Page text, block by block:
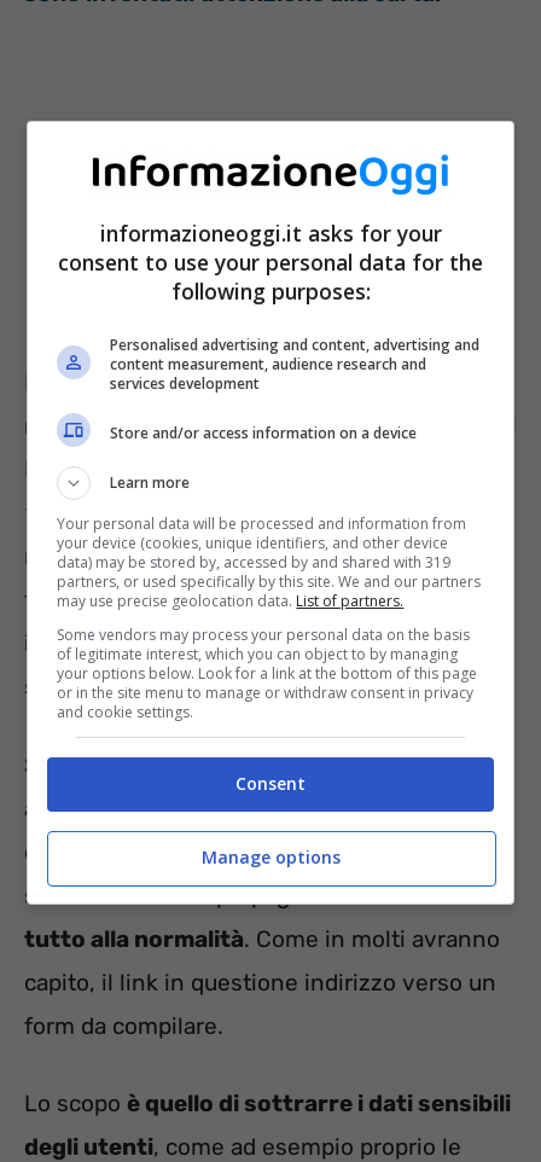
E negli ultimi giorni è stata segnalata una
nuova truffa informatica che sfrutta il nome di
PostePay. Inizia tutto con un Sms con scritto
“La tua Postepay sarà subito bloccata”.
realtà sono stati segnalati per dare inizio alla
forte anche dei messaggi simili ma non
identici a questo, spesso con un italiano
sgrammaticato.
Subito dopo questo avviso, viene richiesto
all’utente che riceve questo messaggio di
cliccare sul link in allegato per poter
sbloccare la carta prepagatae far tornare
tutto alla normalità. Come in molti avranno
capito, il link in questione indirizzo verso un
form da compilare.
Lo scopo è quello di sottrarre i dati sensibili
degli utenti, come ad esempio proprio le
informazioneoggi.it asks for your
consent to use your personal data for the
following purposes:
Personalised advertising and content, advertising and
content measurement, audience research and
services development
Store and/or access information on a device
Learn more
Your personal data will be processed and information from
your device (cookies, unique identifiers, and other device
data) may be stored by, accessed by and shared with 319
partners, or used specifically by this site. We and our partners
may use precise geolocation data. List of partners.
Some vendors may process your personal data on the basis
of legitimate interest, which you can object to by managing
your options below. Look for a link at the bottom of this page
or in the site menu to manage or withdraw consent in privacy
and cookie settings.
Consent
Manage options